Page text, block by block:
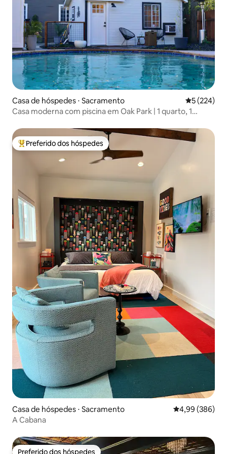
Casa de hóspedes ⋅ Sacramento 5 de uma
5 (224)
Casa moderna com piscina em Oak Park | 1 quarto, 1
Entre os melhores preferidos dos hóspedes
Preferido dos hóspedes
Casa de hóspedes ⋅ Sacramento 4,99 de uma
4,99 (386)
A Cabana